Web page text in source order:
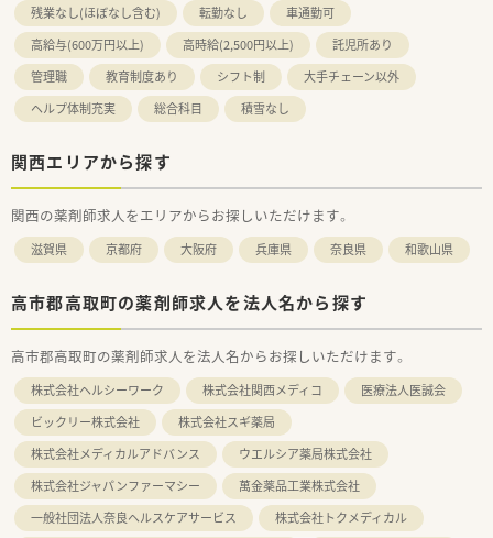
残業なし(ほぼなし含む)
転勤なし
車通勤可
高給与(600万円以上)
高時給(2,500円以上)
託児所あり
管理職
教育制度あり シフト制
大手チェーン以外
ヘルプ体制充実
総合科目 積雪なし
関西エリアから探す
関西の薬剤師求人をエリアからお探しいただけます。
滋賀県 京都府 大阪府 兵庫県 奈良県 和歌山県
高市郡高取町の薬剤師求人を法人名から探す
高市郡高取町の薬剤師求人を法人名からお探しいただけます。
株式会社ヘルシーワーク 株式会社関西メディコ
医療法人医誠会
ビックリー株式会社
株式会社スギ薬局
株式会社メディカルアドバンス
ウエルシア薬局株式会社
株式会社ジャパンファーマシー
萬金薬品工業株式会社
一般社団法人奈良ヘルスケアサービス
株式会社トクメディカル